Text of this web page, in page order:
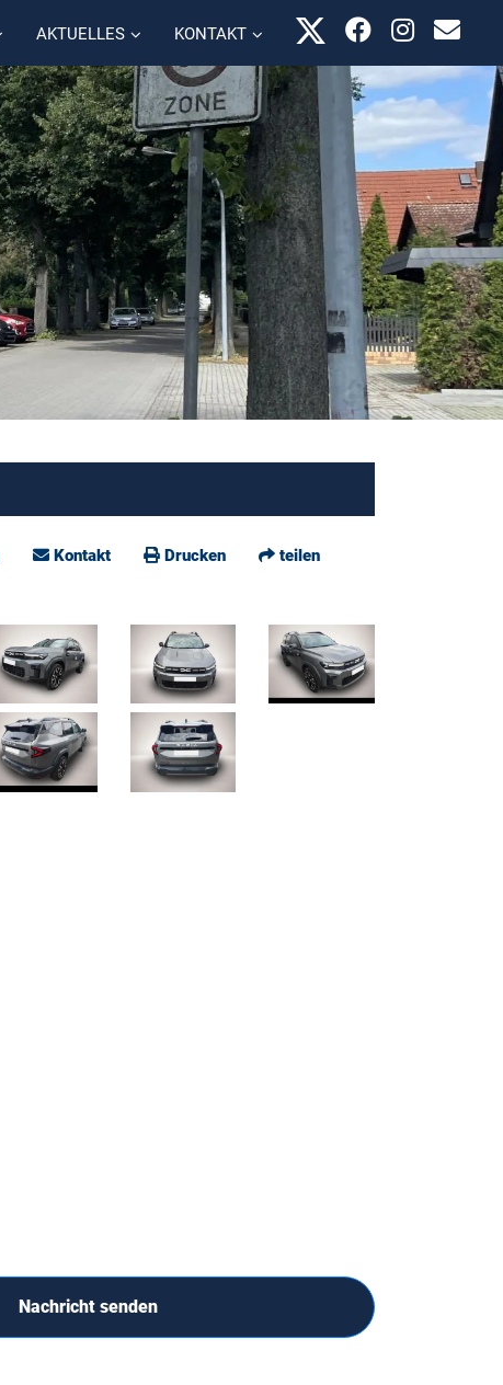
AKTUELLES KONTAKT
Kontakt Drucken teilen
Nachricht senden